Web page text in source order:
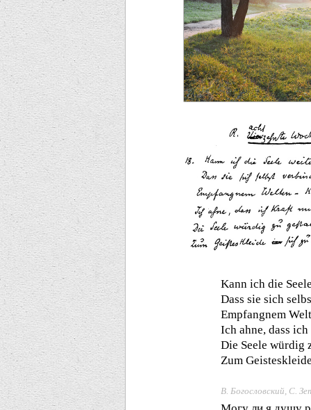
Kann ich die
Dass sie sich
Empfangnem
Ich ahne, dass
Die Seele würdig
Zum
В. Богословский, С.